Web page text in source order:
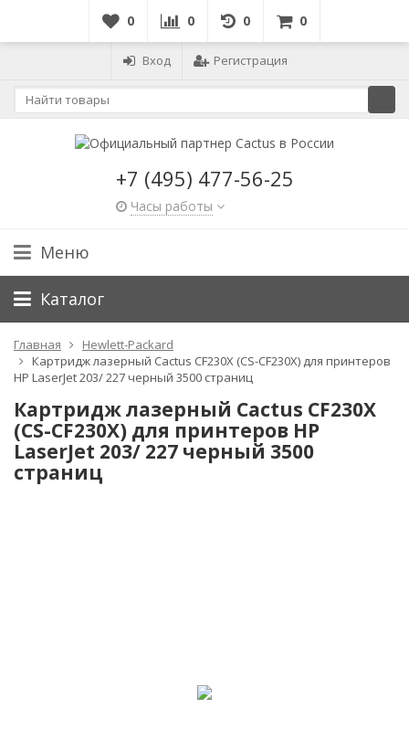
0 0 0 0
Вход Регистрация
+7 (495) 477-56-25
Часы работы
Меню
Каталог
Главная
Hewlett-Packard
Картридж лазерный Cactus CF230X (CS-CF230X) для принтеров
HP LaserJet 203/ 227 черный 3500 страниц
Картридж лазерный Cactus CF230X
(CS-CF230X) для принтеров HP
LaserJet 203/ 227 черный 3500
страниц